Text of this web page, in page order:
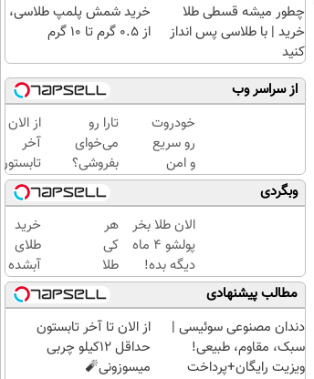
چطور میشه قسطی طلا
خرید | با طلاسی پس انداز
کنید
خرید شمش پلمپ طلاسی،
از ۰.۵ گرم تا ۱۰ گرم
از سراسر وب
خودروت
رو سریع
و امن
بفروش
🚘 تنها
با یک
بار
مراجعه
👇
تارا رو
می‌خوای
بفروشی؟
با
خودرو۴۵
یک‌روزه
بفروشش
از الان
آخر
حداقل
12کیلو
چربی
🧨
وبگردی
الان طلا بخر
پولشو 4 ماه
دیگه بده!
سرمایه‌گذاری
طلا با اقساط
بی‌بهره
هر
کی
طلا
داره،
غم
نداره!
😊💎
(خرید
خرید
طلای
آبشده
حتی با
۱۰۰هزارتومان
مطالب پیشنهادی
دندان مصنوعی سوئیسی |
سبک، مقاوم، طبیعی!
ویزیت رایگان+پرداخت
از الان تا آخر تابستون
حداقل 12کیلو چربی
میسوزونی🧨